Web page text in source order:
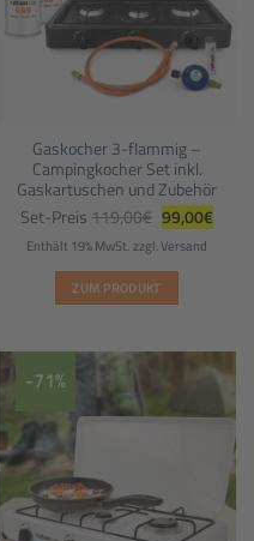
Gaskocher 3-flammig –
Campingkocher Set inkl.
Gaskartuschen und Zubehör
Set-Preis 119,00€ Preis
war:
119,00€
99,00€Preis
Enthält 19% MwSt.zzgl.Versand
ZUM PRODUKT
-71%